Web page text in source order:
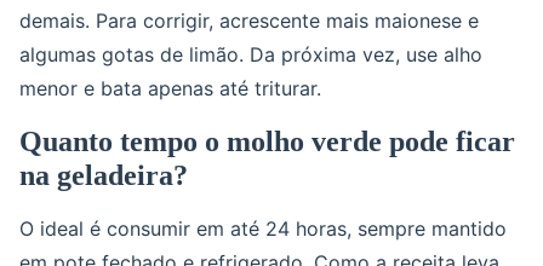
demais. Para corrigir, acrescente mais maionese e
algumas gotas de limão. Da próxima vez, use alho
menor e bata apenas até triturar.
Quanto tempo o molho verde pode ficar
na geladeira?
O ideal é consumir em até 24 horas, sempre mantido